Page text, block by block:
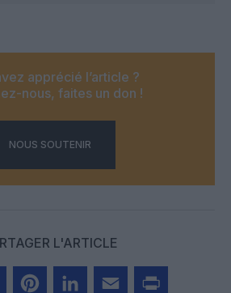
apprécié l’article ?
nous, faites un don !
NOUS SOUTENIR
L'ARTICLE